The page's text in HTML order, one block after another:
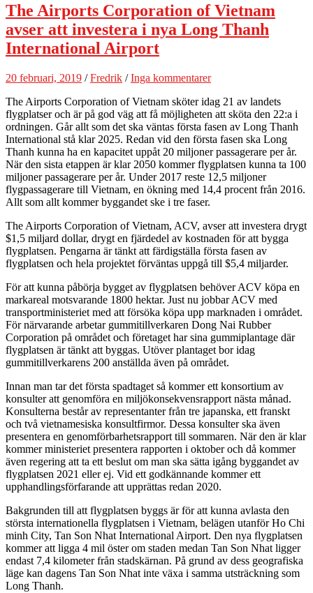
The Airports Corporation of Vietnam
avser att investera i nya Long Thanh
International Airport
20 februari, 2019 /Fredrik /Inga kommentarer
The Airports Corporation of Vietnam sköter idag 21 av landets
flygplatser och är på god väg att få möjligheten att sköta den 22:a i
ordningen. Går allt som det ska väntas första fasen av Long Thanh
International stå klar 2025. Redan vid den första fasen ska Long
Thanh kunna ha en kapacitet uppåt 20 miljoner passagerare per år.
När den sista etappen är klar 2050 kommer flygplatsen kunna ta 100
miljoner passagerare per år. Under 2017 reste 12,5 miljoner
flygpassagerare till Vietnam, en ökning med 14,4 procent från 2016.
Allt som allt kommer byggandet ske i tre faser.
The Airports Corporation of Vietnam, ACV, avser att investera drygt
$1,5 miljard dollar, drygt en fjärdedel av kostnaden för att bygga
flygplatsen. Pengarna är tänkt att färdigställa första fasen av
flygplatsen och hela projektet förväntas uppgå till $5,4 miljarder.
För att kunna påbörja bygget av flygplatsen behöver ACV köpa en
markareal motsvarande 1800 hektar. Just nu jobbar ACV med
transportministeriet med att försöka köpa upp marknaden i området.
För närvarande arbetar gummitillverkaren Dong Nai Rubber
Corporation på området och företaget har sina gummiplantage där
flygplatsen är tänkt att byggas. Utöver plantaget bor idag
gummitillverkarens 200 anställda även på området.
Innan man tar det första spadtaget så kommer ett konsortium av
konsulter att genomföra en miljökonsekvensrapport nästa månad.
Konsulterna består av representanter från tre japanska, ett franskt
och två vietnamesiska konsultfirmor. Dessa konsulter ska även
presentera en genomförbarhetsrapport till sommaren. När den är klar
kommer ministeriet presentera rapporten i oktober och då kommer
även regering att ta ett beslut om man ska sätta igång byggandet av
flygplatsen 2021 eller ej. Vid ett godkännande kommer ett
upphandlingsförfarande att upprättas redan 2020.
Bakgrunden till att flygplatsen byggs är för att kunna avlasta den
största internationella flygplatsen i Vietnam, belägen utanför Ho Chi
minh City, Tan Son Nhat International Airport. Den nya flygplatsen
kommer att ligga 4 mil öster om staden medan Tan Son Nhat ligger
endast 7,4 kilometer från stadskärnan. På grund av dess geografiska
läge kan dagens Tan Son Nhat inte växa i samma utsträckning som
Long Thanh.